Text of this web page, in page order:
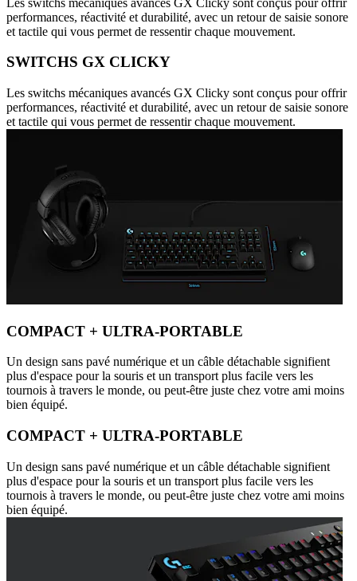
performances, réactivité et durabilité, avec un retour de saisie sonore
et tactile qui vous permet de ressentir chaque mouvement.
SWITCHS GX CLICKY
Les switchs mécaniques avancés GX Clicky sont conçus pour offrir
performances, réactivité et durabilité, avec un retour de saisie sonore
et tactile qui vous permet de ressentir chaque mouvement.
COMPACT + ULTRA-PORTABLE
Un design sans pavé numérique et un câble détachable signifient
plus d'espace pour la souris et un transport plus facile vers les
tournois à travers le monde, ou peut-être juste chez votre ami moins
bien équipé.
COMPACT + ULTRA-PORTABLE
Un design sans pavé numérique et un câble détachable signifient
plus d'espace pour la souris et un transport plus facile vers les
tournois à travers le monde, ou peut-être juste chez votre ami moins
bien équipé.